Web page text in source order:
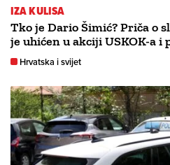
IZA KULISA
Tko je Dario Šimić? Priča o
je uhićen u akciji USKOK-a i
Hrvatska i svijet